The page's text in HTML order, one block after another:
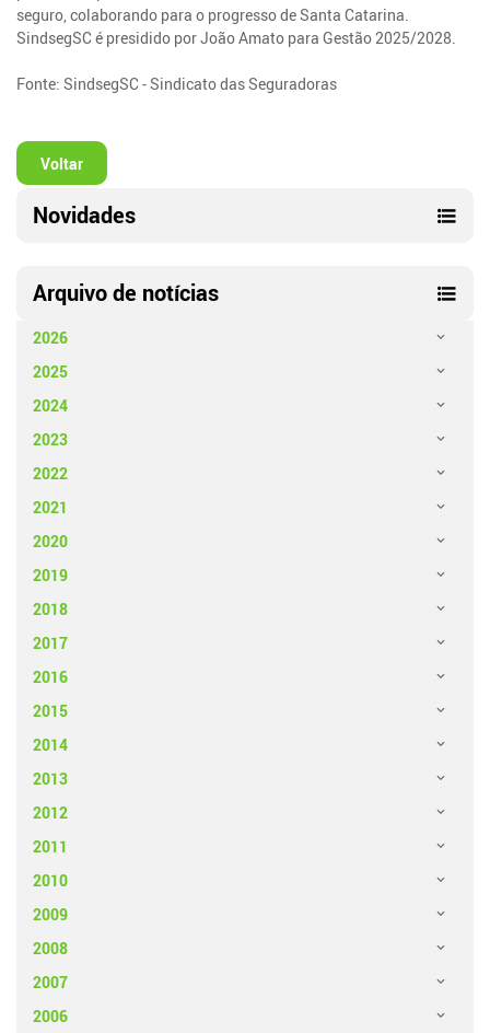
seguro, colaborando para o progresso de Santa Catarina.
SindsegSC é presidido por João Amato para Gestão 2025/2028.
Fonte: SindsegSC - Sindicato das Seguradoras
Voltar
Novidades
Arquivo de notícias
2026
2025
2024
2023
2022
2021
2020
2019
2018
2017
2016
2015
2014
2013
2012
2011
2010
2009
2008
2007
2006